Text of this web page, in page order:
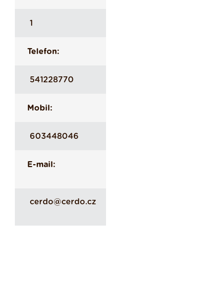
1
Telefon:
541228770
Mobil:
603448046
E-mail:
cerdo@cerdo.cz